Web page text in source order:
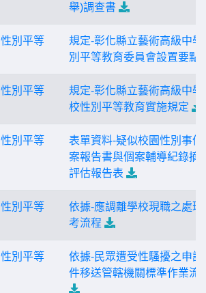
舉)調查書
性別平等
規定-彰化縣立藝術高級中學
別平等教育委員會設置要點
性別平等
規定-彰化縣立藝術高級中學
校性別平等教育實施規定
性別平等
表單資料-疑似校園性別事件
案報告書與個案輔導紀錄摘
評估報告表
性別平等
依據-應調離學校現職之處理
考流程
性別平等
依據-民眾遭受性騷擾之申訴
件移送管轄機關標準作業流